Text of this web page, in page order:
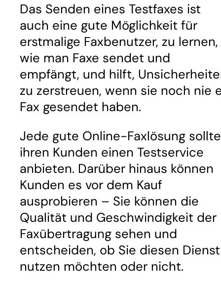
Das Senden eines Testfaxes ist
auch eine gute Möglichkeit für
erstmalige Faxbenutzer, zu lernen,
wie man Faxe sendet und
empfängt, und hilft,
zu zerstreuen, wenn sie noch nie
Fax gesendet haben.
Jede gute Online-Faxlösung sollte
ihren Kunden einen Testservice
anbieten. Darüber hinaus können
Kunden es vor dem Kauf
ausprobieren – Sie können die
Qualität und Geschwindigkeit der
Faxübertragung sehen und
entscheiden, ob Sie diesen Dienst
nutzen möchten oder nicht.